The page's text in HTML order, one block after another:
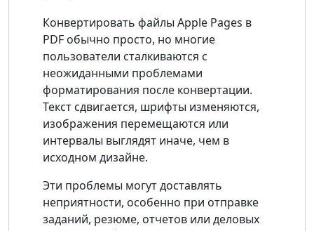
Конвертировать файлы Apple Pages в
PDF обычно просто, но многие
пользователи сталкиваются с
неожиданными проблемами
форматирования после конвертации.
Текст сдвигается, шрифты изменяются,
изображения перемещаются или
интервалы выглядят иначе, чем в
исходном дизайне.
Эти проблемы могут доставлять
неприятности, особенно при отправке
заданий, резюме, отчетов или деловых